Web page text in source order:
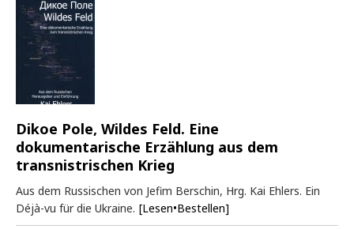
Dikoe Pole, Wildes Feld. Eine
dokumentarische Erzählung aus dem
transnistrischen Krieg
Aus dem Russischen von Jefim Berschin, Hrg. Kai Ehlers. Ein
Déjà-vu für die Ukraine. [Lesen•Bestellen]